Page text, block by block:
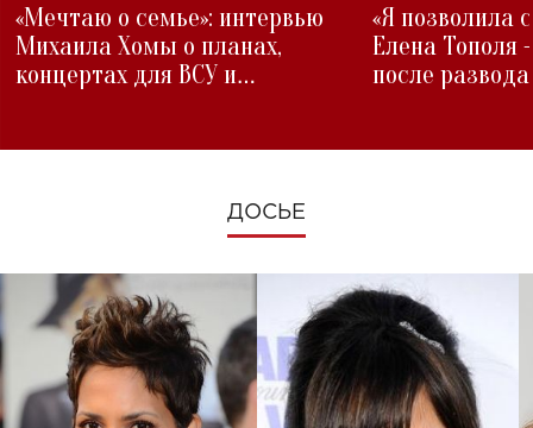
«Мечтаю о семье»: интервью
Михаила Хомы о планах,
концертах для ВСУ и
«Я позволила
Елена Тополя
после развода
ДОСЬЕ